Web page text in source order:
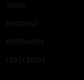
VIDEO
PODCAST
ODRŽIVOST
LEPŠI ŽIVOT